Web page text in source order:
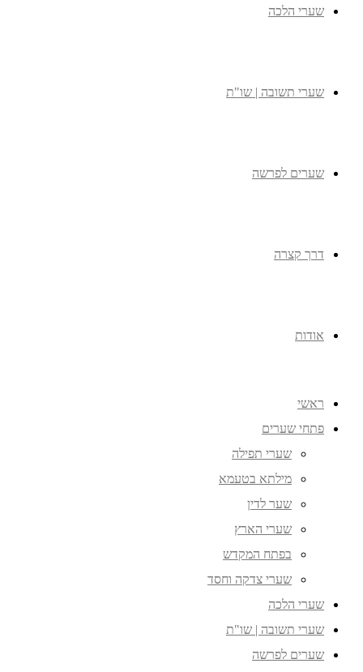
שערי הלכה
שערי תשובה | שו"ת
שערים לפרשה
דרך קצרה
אודות
ראשי
פתחי שערים
שערי תפילה
מילתא בטעמא
שער לדין
שערי הארץ
בפתח המקדש
שערי צדקה וחסד
שערי הלכה
שערי תשובה | שו"ת
שערים לפרשה